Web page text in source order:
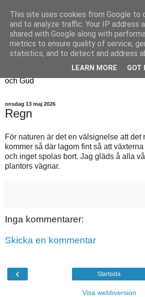
Fyren
Fyren finns för att sprida ljus i mörkret
För att påminna om guldkanterna i
Här samsas jakt, hantverk, odling, och
och Gud
onsdag 13 maj 2026
Regn
För naturen är det en välsignelse att det
kommer så där lagom fint så att
och inget spolas bort. Jag gläds å alla
plantors vägnar.
Inga kommentarer:
Skicka en kommentar
‹ Startsida
Visa webbversion
This site uses cookies from Google to
and to analyze traffic. Your IP address
shared with Google along with
metrics to ensure quality of service,
statistics, and to detect and address
LEARN MORE GOT